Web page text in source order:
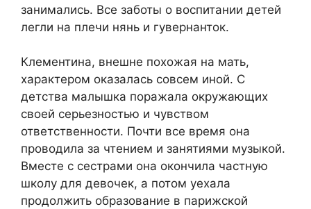
занимались. Все заботы о воспитании детей
легли на плечи нянь и гувернанток.
Клементина, внешне похожая на мать,
характером оказалась совсем иной. С
детства малышка поражала окружающих
своей серьезностью и чувством
ответственности. Почти все время она
проводила за чтением и занятиями музыкой.
Вместе с сестрами она окончила частную
школу для девочек, а потом уехала
продолжить образование в парижской